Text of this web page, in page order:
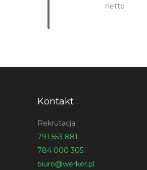
netto
Kontakt
Rekrutacja:
791 553 881
784 000 305
biuro@werker.pl